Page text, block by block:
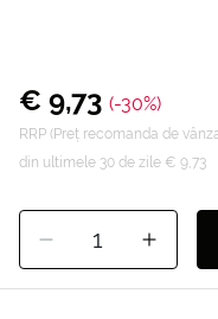
€ 9,73 (-30%)
RRP (Preț recomanda de
din ultimele 30 de zile € 9,73
1